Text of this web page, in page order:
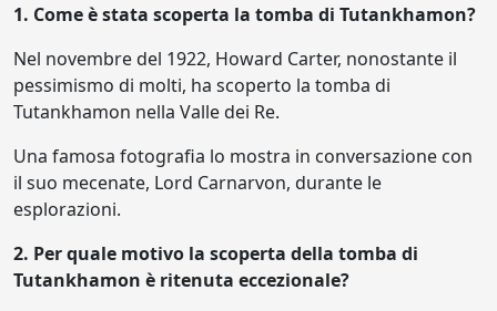
1. Come è stata scoperta la tomba di Tutankhamon?
Nel novembre del 1922, Howard Carter, nonostante il
pessimismo di molti, ha scoperto la tomba di
Tutankhamon nella Valle dei Re.
Una famosa fotografia lo mostra in conversazione con
il suo mecenate, Lord Carnarvon, durante le
esplorazioni.
2. Per quale motivo la scoperta della tomba di
Tutankhamon è ritenuta eccezionale?